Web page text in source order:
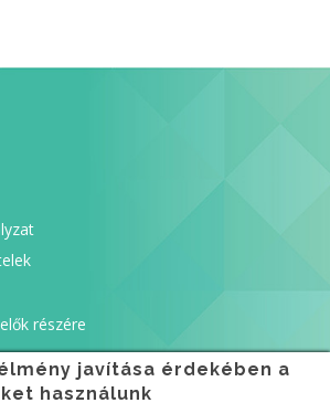
részére
javítása érdekében a
használunk